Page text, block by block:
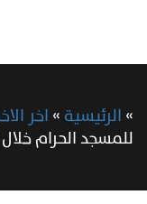
»الرئيسية»اخر
للمسجد الحرام